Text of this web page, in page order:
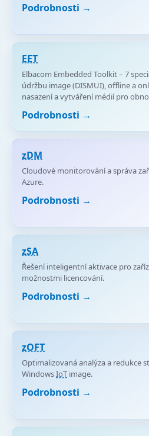
Podrobnosti →
EET
Elbacom Embedded Toolkit – 7
údržbu image (DISMUI), offline a
nasazení a vytváření médií pro
Podrobnosti →
zDM
Cloudové monitorování a správa
Azure.
Podrobnosti →
zSA
Řešení inteligentní aktivace pro
možnostmi licencování.
Podrobnosti →
zOFT
Optimalizovaná analýza a redukce
WindowsIoT image.
Podrobnosti →